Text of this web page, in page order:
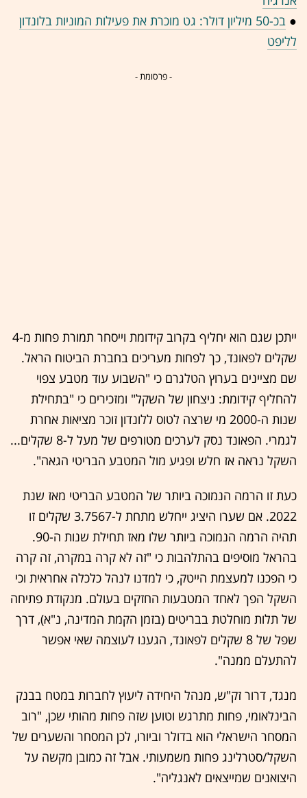
●
בכ-50 מיליון דולר: גט מוכרת את פעילות המוניות בלונדון
לליפט
- פרסומת -
ייתכן שגם הוא יחליף בקרוב קידומת וייסחר תמורת פחות מ-4
שקלים לפאונד, כך לפחות מעריכים בחברת הביטוח הראל.
שם מציינים בערוץ הטלגרם כי "השבוע עוד מטבע צפוי
להחליף קידומת: ניצחון של השקל" ומזכירים כי "בתחילת
שנות ה-2000 מי שרצה לטוס ללונדון זוכר מציאות אחרת
לגמרי. הפאונד נסק לערכים מטורפים של מעל ל-8 שקלים...
השקל נראה אז חלש ופגיע מול המטבע הבריטי הגאה".
כעת זו הרמה הנמוכה ביותר של המטבע הבריטי מאז שנת
2022. אם שערו היציג ייחלש מתחת ל-3.7567 שקלים זו
תהיה הרמה הנמוכה ביותר שלו מאז תחילת שנות ה-90.
בהראל מוסיפים בהתלהבות כי "זה לא קרה במקרה, זה קרה
כי הפכנו למעצמת הייטק, כי למדנו לנהל כלכלה אחראית וכי
השקל הפך לאחד המטבעות החזקים בעולם. מנקודת פתיחה
של תלות מוחלטת בבריטים (בזמן הקמת המדינה, נ"א), דרך
שפל של 8 שקלים לפאונד, הגענו לעוצמה שאי אפשר
להתעלם ממנה".
מנגד, דרור זק"ש, מנהל היחידה ליעוץ לחברות במטח בבנק
הבינלאומי, פחות מתרגש וטוען שזה פחות מהותי שכן, "רוב
המסחר הישראלי הוא בדולר וביורו, לכן המסחר והשערים של
השקל/סטרלינג פחות משמעותי. אבל זה כמובן מקשה על
היצואנים שמייצאים לאנגליה".